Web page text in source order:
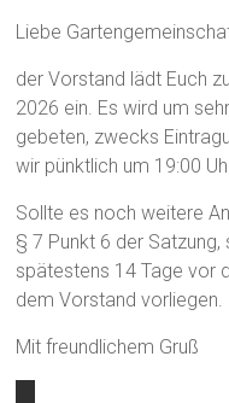
Liebe
der Vorstand lädt Euch
2026 ein. Es wird um
gebeten, zwecks
wir pünktlich um 19:00
Sollte es noch weitere
§ 7 Punkt 6 der
spätestens 14 Tage vor
dem Vorstand vorliegen.
Mit freundlichem Gruß